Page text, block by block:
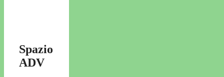
Spazio
ADV